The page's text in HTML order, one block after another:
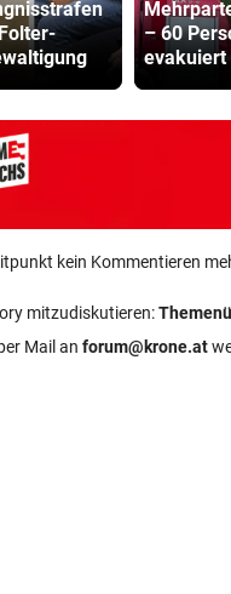
– 60
evakuiert
kein Kommentieren
mitzudiskutieren:
Mail an forum@krone.at